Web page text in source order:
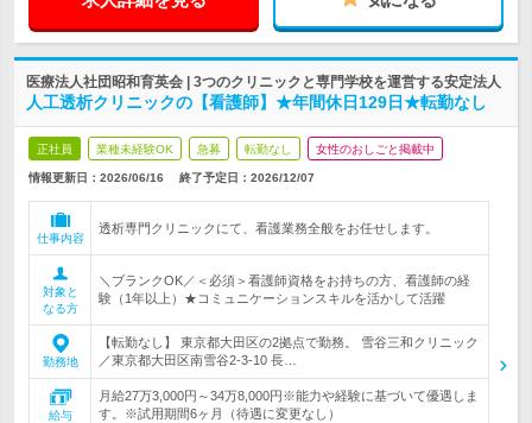
医療法人社団昭和育英会 | 3つのクリニックと専門学校を運営する安定法人
人工透析クリニックの【看護師】★年間休日129日★転勤なし
正社員 業種未経験OK 急募 転勤なし 女性のおしごと掲載中
情報更新日：2026/06/16 終了予定日： 2026/12/07
仕事内容
透析専門クリニックにて、看護業務全般をお任せします。
対象と
なる方
＼ブランクOK／＜必須＞看護師資格をお持ちの方、看護師の経
験（1年以上）★コミュニケーションスキルを活かして活躍
勤務地
【転勤なし】 東京都大田区の2拠点で勤務。 雪谷三和クリニック
／東京都大田区南雪谷2-3-10 長…
給与
月給27万3,000円～34万8,000円※能力や経験に基づいて優遇しま
す。※試用期間6ヶ月（待遇に変更なし）